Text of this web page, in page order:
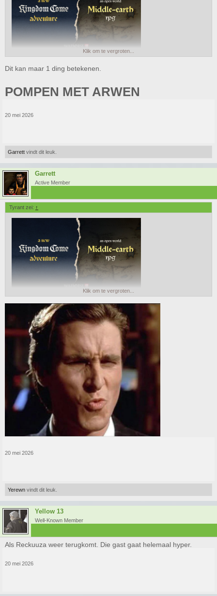
Denk dat er iemand in Sneek heel blij wordt
Klik om te vergroten...
Dit kan maar 1 ding betekenen.
POMPEN MET ARWEN
20 mei 2026
Garrett vindt dit leuk.
Garrett
Active Member
Tyrant zei: ↑
Denk dat er iemand in Sneek heel blij wordt
Klik om te vergroten...
20 mei 2026
Yerewn vindt dit leuk.
Yellow 13
Well-Known Member
Als Reckuuza weer terugkomt. Die gast gaat helemaal hyper.
20 mei 2026